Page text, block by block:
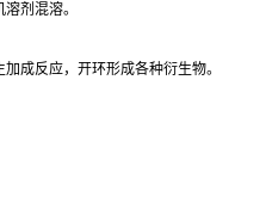
剂混溶。
成反应，开环形成各种衍生物。